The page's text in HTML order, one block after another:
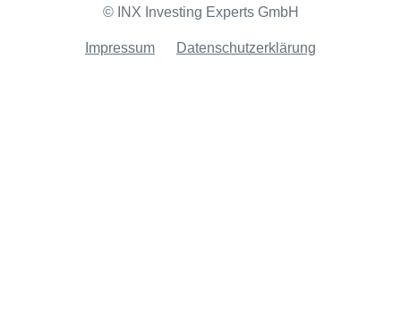
© INX Investing Experts GmbH
Impressum Datenschutzerklärung